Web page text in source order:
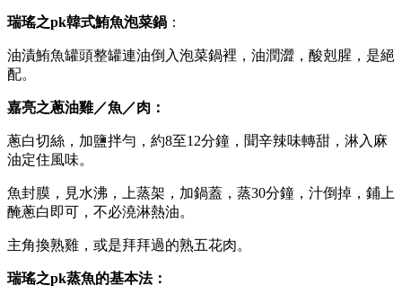
瑞瑤之pk韓式鮪魚泡菜鍋 ：
油漬鮪魚罐頭整罐連油倒入泡菜鍋裡，油潤澀，酸剋腥，是絕
配。
嘉亮之蔥油雞／魚／肉：
蔥白切絲，加鹽拌勻，約8至12分鐘，聞辛辣味轉甜，淋入麻
油定住風味。
魚封膜，見水沸，上蒸架，加鍋蓋，蒸30分鐘，汁倒掉，鋪上
醃蔥白即可，不必澆淋熱油。
主角換熟雞，或是拜拜過的熟五花肉。
瑞瑤之pk蒸魚的基本法：